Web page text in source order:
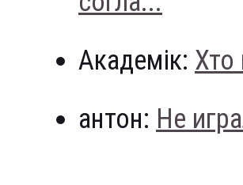
Академік: Хто
антон: Не